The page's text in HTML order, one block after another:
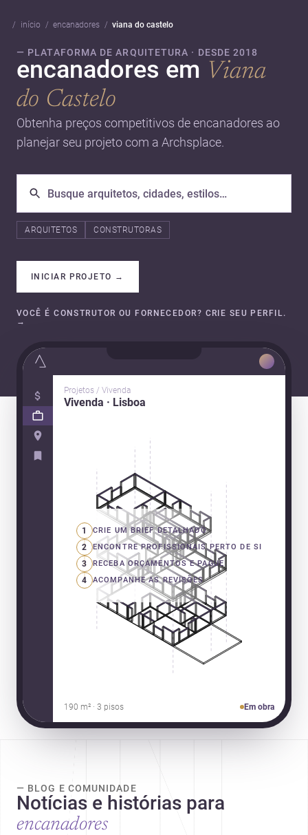
início encanadores viana do castelo
— PLATAFORMA DE ARQUITETURA · DESDE 2018
encanadores em Viana
do Castelo
Obtenha preços competitivos de encanadores ao
planejar seu projeto com a Archsplace.
ARQUITETOS CONSTRUTORAS
INICIAR PROJETO →
VOCÊ É CONSTRUTOR OU FORNECEDOR? CRIE SEU PERFIL.
→
Projetos / Vivenda
Vivenda · Lisboa
1 CRIE UM BRIEF DETALHADO
2 ENCONTRE PROFISSIONAIS PERTO DE SI
3 RECEBA ORÇAMENTOS E PAGUE
4 ACOMPANHE AS REVISÕES
190 m² · 3 pisos Em obra
— BLOG E COMUNIDADE
Notícias e histórias para
encanadores